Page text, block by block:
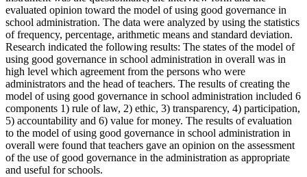
evaluated opinion toward the model of using good governance in
school administration. The data were analyzed by using the statistics
of frequency, percentage, arithmetic means and standard deviation.
Research indicated the following results: The states of the model of
using good governance in school administration in overall was in
high level which agreement from the persons who were
administrators and the head of teachers. The results of creating the
model of using good governance in school administration included 6
components 1) rule of law, 2) ethic, 3) transparency, 4) participation,
5) accountability and 6) value for money. The results of evaluation
to the model of using good governance in school administration in
overall were found that teachers gave an opinion on the assessment
of the use of good governance in the administration as appropriate
and useful for schools.